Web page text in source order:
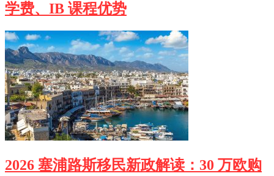
学费、IB 课程优势
2026 塞浦路斯移民新政解读：30 万欧购